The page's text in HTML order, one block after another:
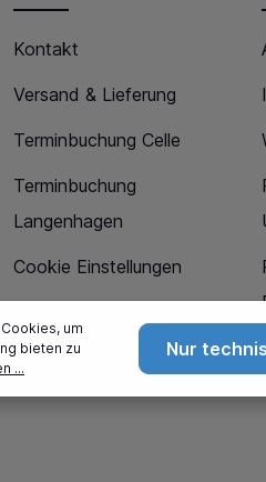
Kontakt
Versand & Lieferung
Terminbuchung Celle
Terminbuchung
Langenhagen
Cookie Einstellungen
um
bieten zu
...
Nur